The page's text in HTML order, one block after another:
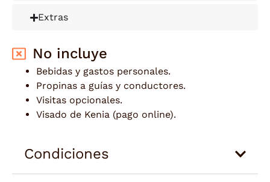
Extras
No incluye
Bebidas y gastos personales.
Propinas a guías y conductores.
Visitas opcionales.
Visado de Kenia (pago online).
Condiciones